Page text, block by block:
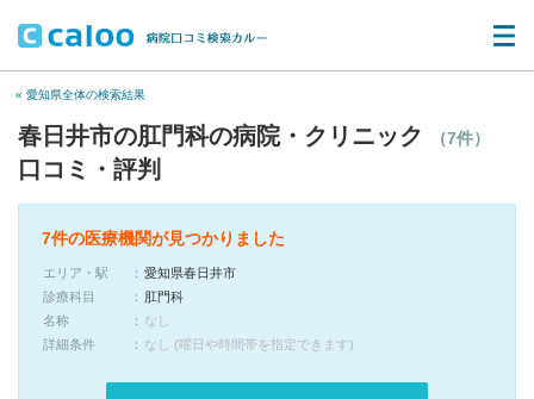
« 愛知県全体の検索結果
春日井市の肛門科の病院・クリニック （7件）
口コミ・評判
7件の医療機関が見つかりました
エリア・駅
愛知県春日井市
診療科目
肛門科
名称
なし
詳細条件
なし (曜日や時間帯を指定できます)